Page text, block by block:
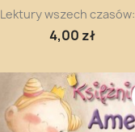
Szybki podgląd
Lektury wszech
4,00 zł